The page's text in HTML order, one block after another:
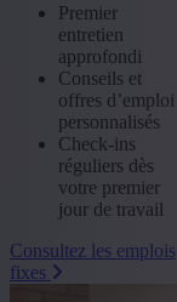
Premier
entretien
approfondi
Conseils et
offres d’emploi
personnalisés
Check-ins
réguliers dès
votre premier
jour de travail
Consultez les emplois
fixes